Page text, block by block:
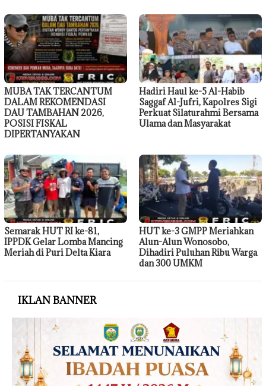
MUBA TAK TERCANTUM
DALAM REKOMENDASI
DAU TAMBAHAN 2026,
POSISI FISKAL
DIPERTANYAKAN
Hadiri Haul ke-5 Al-Habib
Saggaf Al-Jufri, Kapolres Sigi
Perkuat Silaturahmi Bersama
Ulama dan Masyarakat
Semarak HUT RI ke-81,
IPPDK Gelar Lomba Mancing
Meriah di Puri Delta Kiara
HUT ke-3 GMPP Meriahkan
Alun-Alun Wonosobo,
Dihadiri Puluhan Ribu Warga
dan 300 UMKM
IKLAN BANNER